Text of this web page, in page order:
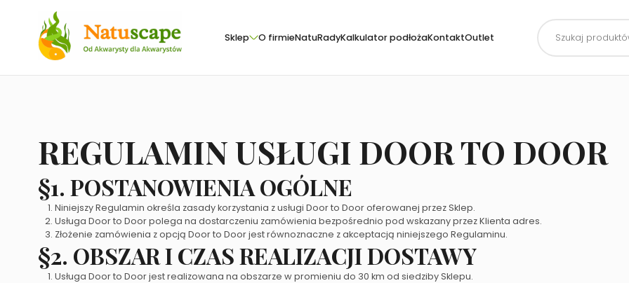
Sklep O firmieNatuRadyKalkulator podłożaKontaktOutlet
Wyszukiwarka
produktów
REGULAMIN USŁUGI DOOR TO DOOR
§1. POSTANOWIENIA OGÓLNE
Niniejszy Regulamin określa zasady korzystania z usługi Door to Door oferowanej przez Sklep.
Usługa Door to Door polega na dostarczeniu zamówienia bezpośrednio pod wskazany przez Klienta adres.
Złożenie zamówienia z opcją Door to Door jest równoznaczne z akceptacją niniejszego Regulaminu.
§2. OBSZAR I CZAS REALIZACJI DOSTAWY
Usługa Door to Door jest realizowana na obszarze w promieniu do 30 km od siedziby Sklepu.